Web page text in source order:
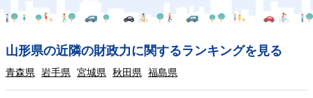
山形県の近隣の財政力に関するランキングを見る
青森県 岩手県 宮城県 秋田県 福島県